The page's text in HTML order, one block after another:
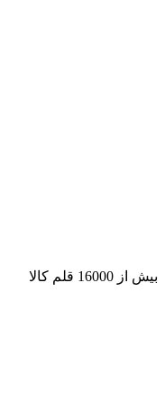
بیش از 16000 قلم کالا